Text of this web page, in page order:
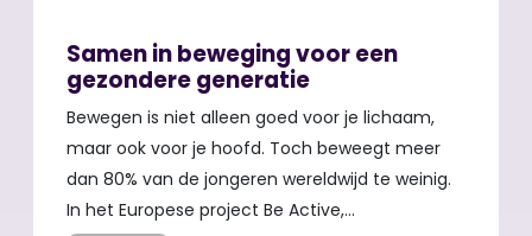
Samen in beweging voor een
gezondere generatie
Bewegen is niet alleen goed voor je lichaam,
maar ook voor je hoofd. Toch beweegt meer
dan 80% van de jongeren wereldwijd te weinig.
In het Europese project Be Active,…